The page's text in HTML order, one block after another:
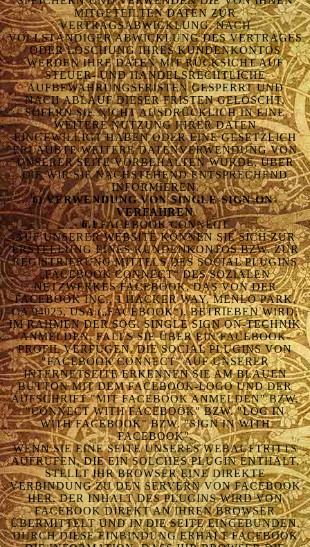
ITGETEILTEN DATEN ZUR V
ERTRAGSABWICKLUNG. NACH V
OLLSTÄNDIGER ABWICKLUNG DES VERTRAGES O
DER LÖSCHUNG IHRES KUNDENKONTOS W
ERDEN IHRE DATEN MIT RÜCKSICHT AUF S
TEUER- UND HANDELSRECHTLICHE A
UFBEWAHRUNGSFRISTEN GESPERRT UND N
ACH ABLAUF DIESER FRISTEN GELÖSCHT, S
OFERN SIE NICHT AUSDRÜCKLICH IN EINE W
EITERE NUTZUNG IHRER DATEN E
INGEWILLIGT HABEN ODER EINE GESETZLICH E
RLAUBTE WEITERE DATENVERWENDUNG VON U
NSERER SEITE VORBEHALTEN WURDE, ÜBER D
IE WIR SIE NACHSTEHEND ENTSPRECHEND I
NFORMIEREN.
6) VERWENDUNG VON SINGLE-SIGN-ON-
VERFAHREN
6.1FACEBOOK CONNECT
AUF UNSERER WEBSITE KÖNNEN SIE SICH ZUR
ERSTELLUNG EINES KUNDENKONTOS BZW. ZUR
REGISTRIERUNG MITTELS DES SOCIAL PLUGINS
„FACEBOOK CONNECT“ DES SOZIALEN
NETZWERKES FACEBOOK, DAS VON DER
FACEBOOK INC., 1 HACKER WAY, MENLO PARK,
CA 94025, USA („FACEBOOK“), BETRIEBEN WIRD,
IM RAHMEN DER SOG. SINGLE SIGN ON-TECHNIK
ANMELDEN, FALLS SIE ÜBER EIN FACEBOOK-
PROFIL VERFÜGEN. DIE SOCIAL PLUGINS VON
"FACEBOOK CONNECT" AUF UNSERER
INTERNETSEITE ERKENNEN SIE AM BLAUEN
BUTTON MIT DEM FACEBOOK-LOGO UND DER
AUFSCHRIFT "MIT FACEBOOK ANMELDEN" BZW.
"CONNECT WITH FACEBOOK" BZW. "LOG IN
WITH FACEBOOK" BZW. "SIGN IN WITH
FACEBOOK".
WENN SIE EINE SEITE UNSERES WEBAUFTRITTS
AUFRUFEN, DIE EIN SOLCHES PLUGIN ENTHÄLT,
STELLT IHR BROWSER EINE DIREKTE
VERBINDUNG ZU DEN SERVERN VON FACEBOOK
HER. DER INHALT DES PLUGINS WIRD VON
FACEBOOK DIREKT AN IHREN BROWSER
ÜBERMITTELT UND IN DIE SEITE EINGEBUNDEN.
DURCH DIESE EINBINDUNG ERHÄLT FACEBOOK